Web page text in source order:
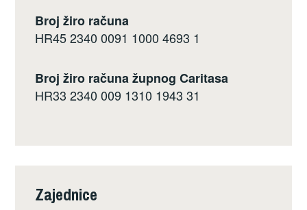
Broj žiro računa
HR45 2340 0091 1000 4693 1
Broj žiro računa župnog Caritasa
HR33 2340 009 1310 1943 31
Zajednice